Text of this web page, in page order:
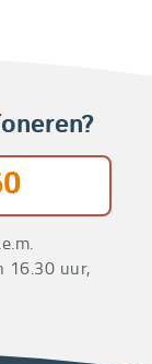
16.30 uur,